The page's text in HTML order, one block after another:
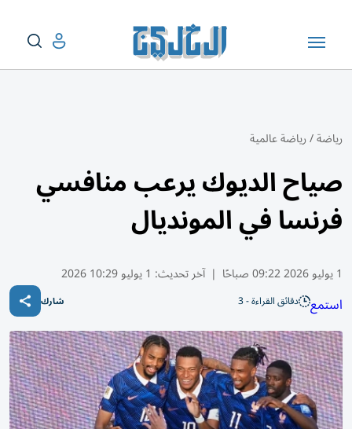
رياضة/رياضة عالمية
صياح الديوك يرعب منافسي
فرنسا في المونديال
1 يوليو 2026 09:22 صباحًا | آخر تحديث: 1 يوليو 10:29 2026
استمع دقائق القراءة - 3 شارك